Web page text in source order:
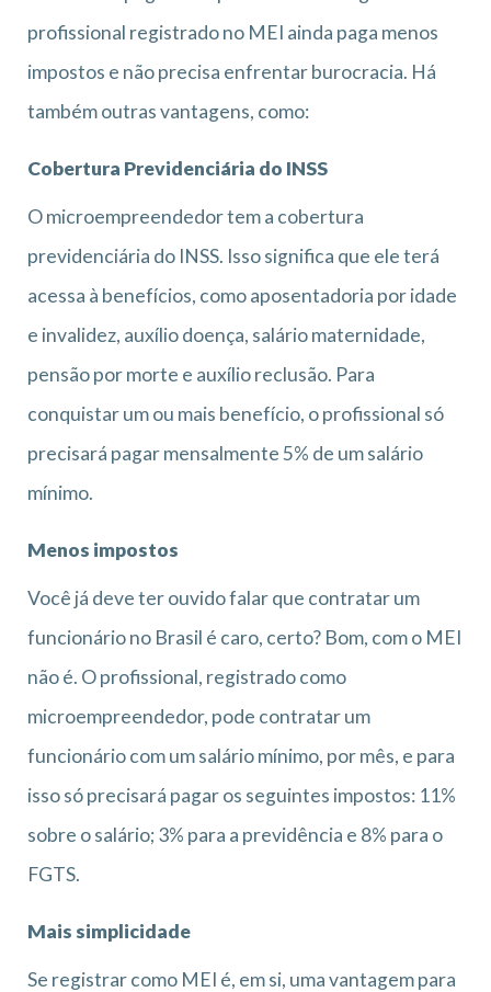
profissional registrado no MEI ainda paga menos
impostos e não precisa enfrentar burocracia. Há
também outras vantagens, como:
Cobertura Previdenciária do INSS
O microempreendedor tem a cobertura
previdenciária do INSS. Isso significa que ele terá
acessa à benefícios, como aposentadoria por idade
e invalidez, auxílio doença, salário maternidade,
pensão por morte e auxílio reclusão. Para
conquistar um ou mais benefício, o profissional só
precisará pagar mensalmente 5% de um salário
mínimo.
Menos impostos
Você já deve ter ouvido falar que contratar um
funcionário no Brasil é caro, certo? Bom, com o MEI
não é. O profissional, registrado como
microempreendedor, pode contratar um
funcionário com um salário mínimo, por mês, e para
isso só precisará pagar os seguintes impostos: 11%
sobre o salário; 3% para a previdência e 8% para o
FGTS.
Mais simplicidade
Se registrar como MEI é, em si, uma vantagem para